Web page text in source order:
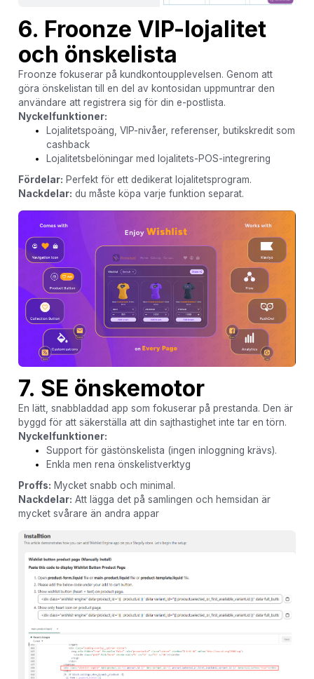
6. Froonze VIP-lojalitet
och önskelista
Froonze fokuserar på kundkontoupplevelsen. Genom att
göra önskelistan till en del av kontosidan uppmuntrar den
användare att registrera sig för din e-postlista.
Nyckelfunktioner:
Lojalitetspoäng, VIP-nivåer, referenser, butikskredit som
cashback
Lojalitetsbelöningar med lojalitets-POS-integrering
Fördelar: Perfekt för ett dedikerat lojalitetsprogram.
Nackdelar: du måste köpa varje funktion separat.
7. SE önskemotor
En lätt, snabbladdad app som fokuserar på prestanda. Den är
byggd för att säkerställa att din sajthastighet inte tar en törn.
Nyckelfunktioner:
Support för gästönskelista (ingen inloggning krävs).
Enkla men rena önskelistverktyg
Proffs: Mycket snabb och minimal.
Nackdelar: Att lägga det på samlingen och hemsidan är
mycket svårare än andra appar